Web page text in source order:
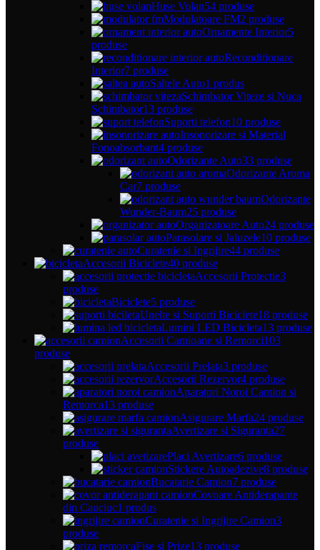
Huse Volan54 produse
Modulatoare FM2 produse
Ornamente Interior5
produse
Reconditionare
Interior7 produse
Saltele Auto1 produs
Schimbator Viteze si Nuca
Schimbator13 produse
Suporti telefon10 produse
Insonorizare si Material
Fonoabsorbant4 produse
Odorizante Auto33 produse
Odorizante Aroma
Car7 produse
Odorizante
Wunder-Baum25 produse
Organizatoare Auto24 produse
Parasolare si Jaluzele10 produse
Curatenie si Ingrijire44 produse
Accesorii Biciclete40 produse
Accesorii Protectie3
produse
Biciclete5 produse
Unelte si Suporti Biciclete18 produse
Lumini LED Bicicleta13 produse
Accesorii Camioane si Remorci103
produse
Accesorii Prelata3 produse
Accesorii Rezervor4 produse
Aparatori Noroi Camion si
Remorca13 produse
Asigurare Marfa24 produse
Avertizare si Siguranta27
produse
Placi Avertizare6 produse
Stickere Autoadezive8 produse
Bucatarie Camion7 produse
Covoare Antiderapante
din Cauciuc1 produs
Curatenie si Ingrijire Camion3
produse
Fise si Prize13 produse